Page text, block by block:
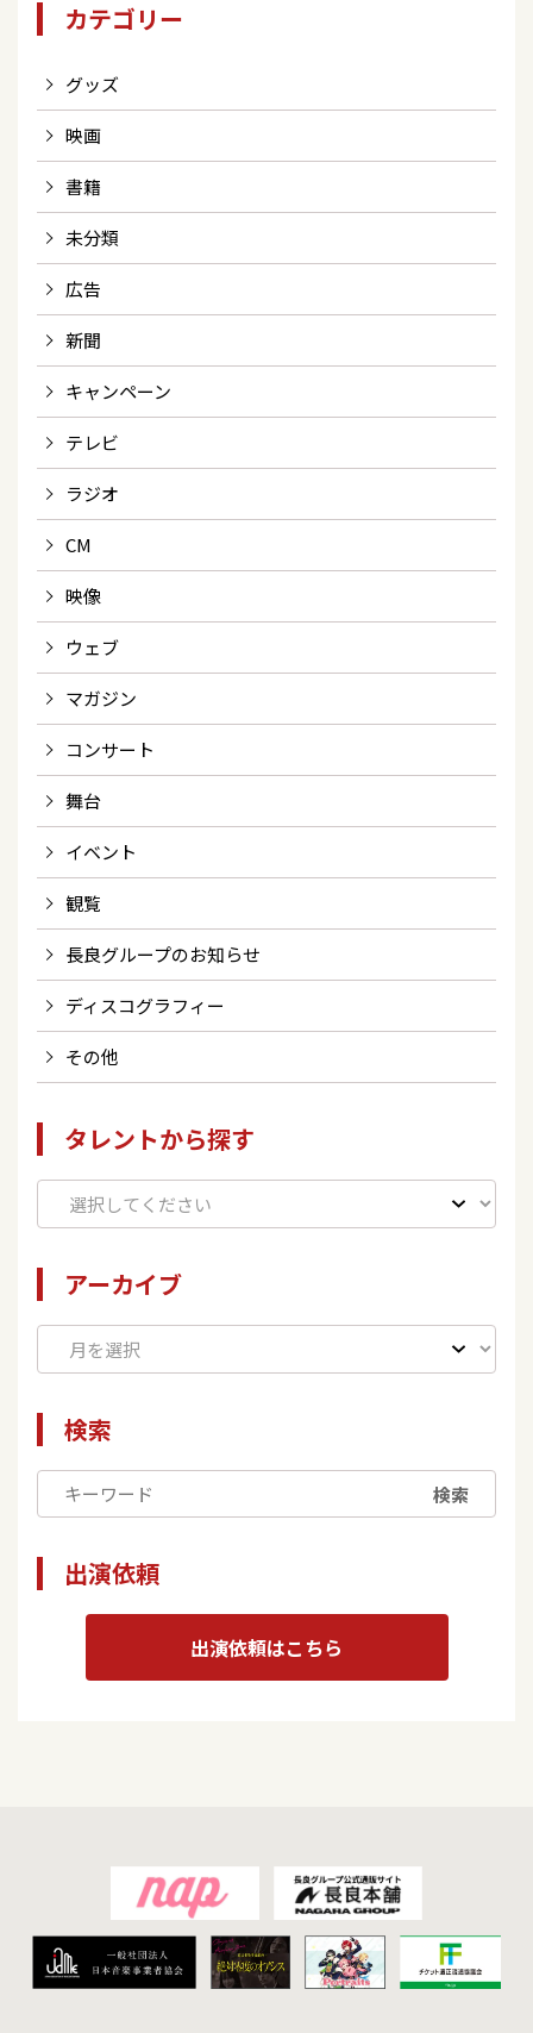
カテゴリー
グッズ
映画
書籍
未分類
広告
新聞
キャンペーン
テレビ
ラジオ
CM
映像
ウェブ
マガジン
コンサート
舞台
イベント
観覧
長良グループのお知らせ
ディスコグラフィー
その他
タレントから探す
アーカイブ
検索
検索
出演依頼
出演依頼はこちら